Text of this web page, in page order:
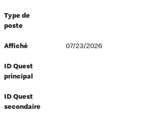
Type de
poste
Affiché 07/23/2026
ID Quest
principal
ID Quest
secondaire